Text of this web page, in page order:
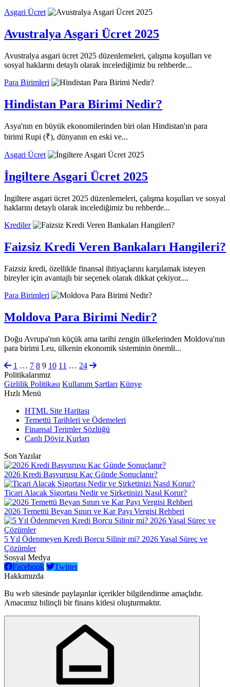
Asgari Ücret
Avustralya Asgari Ücret 2025
Avustralya asgari ücret 2025 düzenlemeleri, çalışma koşulları ve
sosyal haklarını detaylı olarak incelediğimiz bu rehberde...
Para Birimleri
Hindistan Para Birimi Nedir?
Asya'nın en büyük ekonomilerinden biri olan Hindistan'ın para
birimi Rupi (₹), dünyanın en eski ve...
Asgari Ücret
İngiltere Asgari Ücret 2025
İngiltere asgari ücret 2025 düzenlemeleri, çalışma koşulları ve sosyal
haklarını detaylı olarak incelediğimiz bu rehberde...
Krediler
Faizsiz Kredi Veren Bankaları Hangileri?
Faizsiz kredi, özellikle finansal ihtiyaçlarını karşılamak isteyen
bireyler için avantajlı bir seçenek olarak dikkat çekiyor....
Para Birimleri
Moldova Para Birimi Nedir?
Doğu Avrupa'nın küçük ama tarihi zengin ülkelerinden Moldova'nın
para birimi Leu, ülkenin ekonomik sisteminin önemli...
1 … 7 8 9 10 11 … 24
Politikalarımız
Gizlilik Politikası Kullanım Şartları Künye
Hızlı Menü
HTML Site Haritası
Temettü Tarihleri ve Ödemeleri
Finansal Terimler Sözlüğü
Canlı Döviz Kurları
Son Yazılar
2026 Kredi Başvurusu Kaç Günde Sonuçlanır?
Ticari Alacak Sigortası Nedir ve Şirketinizi Nasıl Korur?
2026 Temettü Beyan Sınırı ve Kar Payı Vergisi Rehberi
5 Yıl Ödenmeyen Kredi Borcu Silinir mi? 2026 Yasal Süreç ve
Çözümler
Sosyal Medya
Facebook
Twitter
Hakkımızda
Bu web sitesinde paylaşınlar içerikler bilgilendirme amaçlıdır.
Amacımız bilinçli bir finans kitlesi oluşturmaktır.